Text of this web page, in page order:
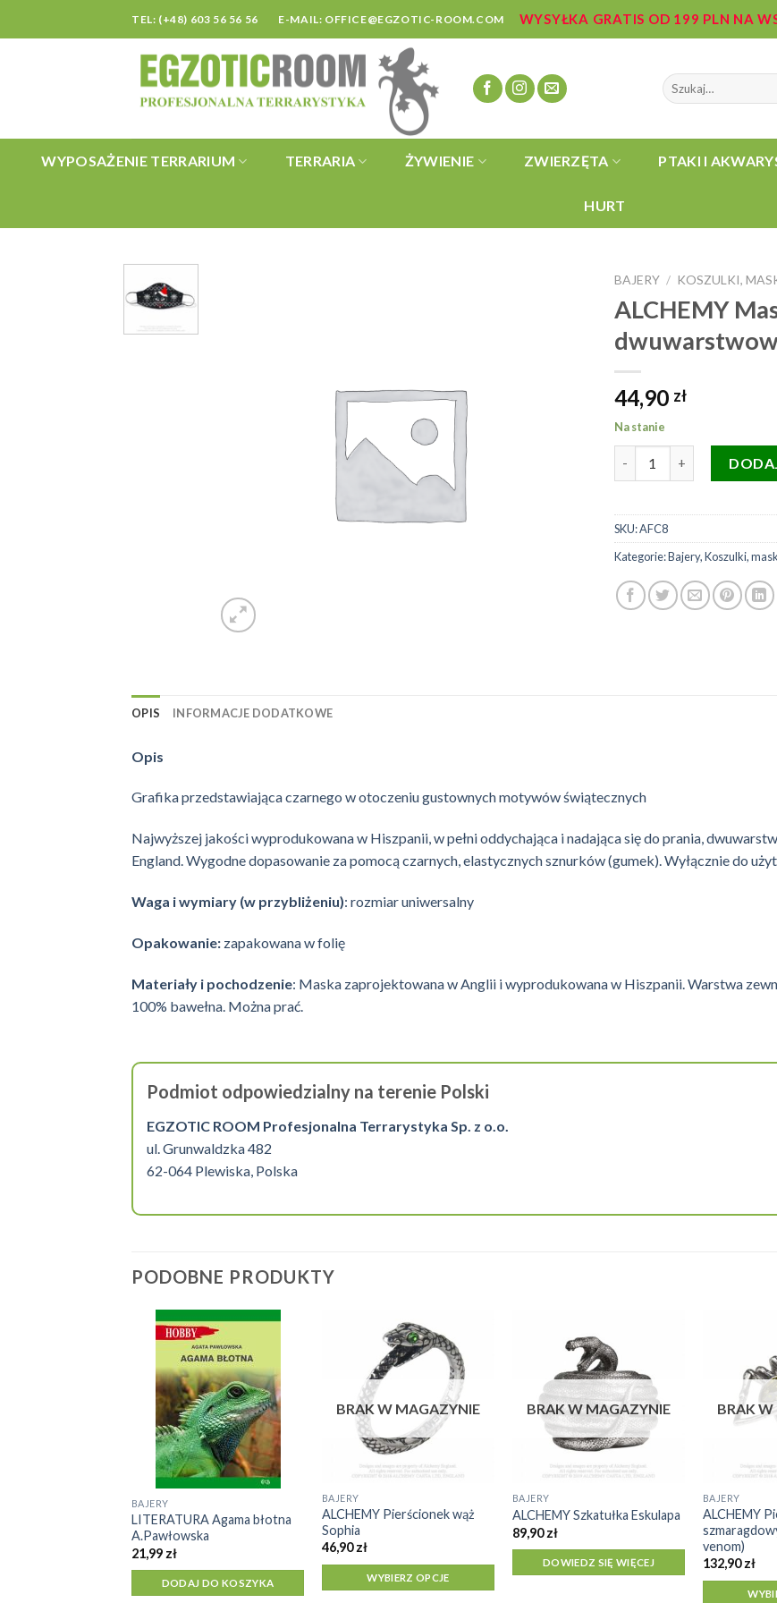
TEL: (+48) 603 56 56 56 E-MAIL: OFFICE@EGZOTIC-ROOM.COM WYSYŁKA GRATIS OD 199 PLN NA
Szukaj:
WYPOSAŻENIE TERRARIUM TERRARIA ŻYWIENIE ZWIERZĘTA PTAKI I
HURT
BAJERY / KOSZULKI,
ALCHEMY
44,90 zł
Na stanie
SKU:AFC8
Kategorie:Bajery,Koszulki,
OPIS INFORMACJE DODATKOWE
Opis
Grafika przedstawiająca czarnego w otoczeniu gustownych motywów świątecznych
Najwyższej jakości wyprodukowana w Hiszpanii, w pełni oddychająca i nadająca się do prania,
England. Wygodne dopasowanie za pomocą czarnych, elastycznych sznurków (gumek). Wyłącznie do
Waga i wymiary (w przybliżeniu): rozmiar uniwersalny
Opakowanie: zapakowana w folię
Materiały i pochodzenie: Maska zaprojektowana w Anglii i wyprodukowana w Hiszpanii. Warstwa
100% bawełna. Można prać.
Podmiot odpowiedzialny na terenie Polski
EGZOTIC ROOM Profesjonalna Terrarystyka Sp. z o.o.
ul. Grunwaldzka 482
62-064 Plewiska, Polska
PODOBNE PRODUKTY
BAJERY
LITERATURA Agama błotna
A.Pawłowska
21,99 zł
DODAJ DO KOSZYKA
BRAK W MAGAZYNIE
BAJERY
ALCHEMY Pierścionek wąż
Sophia
46,90zł
WYBIERZ OPCJE
Ten
produkt
ma
wiele
wariantów.
BRAK W MAGAZYNIE
BAJERY
ALCHEMY Szkatułka Eskulapa
89,90zł
DOWIEDZ SIĘ WIĘCEJ
BRAK
BAJERY
ALCHEMY
venom)
132,90zł
Ten
produkt
ma
wiele
wariantów.